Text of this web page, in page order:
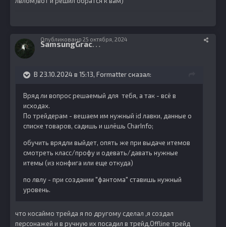
S
amsungGracia 5
Опубликовано 25 октября, 2024
В 23.10.2024 в 15:13, Formatterсказал:
Вряд ли вопрос решаемый для тебя, а так - всё в
исходах.
По трейдерам - вешаем им нужный id лавки, данные о
списке товаров, садишь и шлёшь CharInfo;
обучить врядли выйдет, опять же при выдаче итемов
смотреть класс/профу и одевать/давать нужные
итемы (из конфига или еще откуда)
по лвлу - при создании "фантома" ставишь нужный
уровень.
что косаймо трейда я по другому сделал ,я создал
персонажей и в ручную их посадил в трейд,Offline трейд